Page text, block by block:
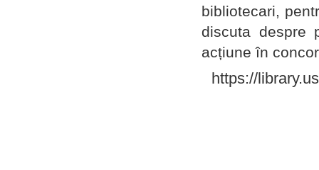
bibliotecari,
discuta despre
acțiune în
https://